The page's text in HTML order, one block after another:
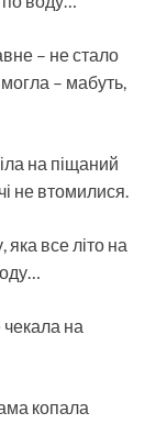
– не стало
– мабуть,
на піщаний
не втомилися.
яка все літо на
на
копала